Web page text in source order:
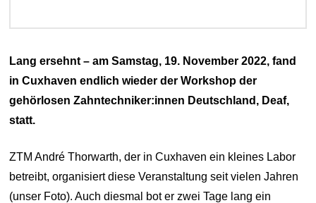
Lang ersehnt – am Samstag, 19. November 2022, fand
in Cuxhaven endlich wieder der Workshop der
gehörlosen Zahntechniker:innen Deutschland, Deaf,
statt.
ZTM André Thorwarth, der in Cuxhaven ein kleines Labor
betreibt, organisiert diese Veranstaltung seit vielen Jahren
(unser Foto). Auch diesmal bot er zwei Tage lang ein